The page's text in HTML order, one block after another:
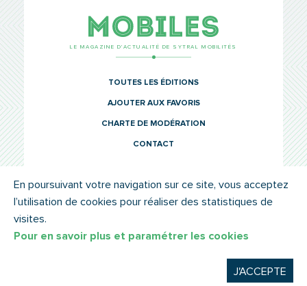
LE MAGAZINE D’ACTUALITÉ DE SYTRAL MOBILITÉS
TOUTES LES ÉDITIONS
AJOUTER AUX FAVORIS
CHARTE DE MODÉRATION
CONTACT
© SYTRAL MOBILITÉS 2022 MENTIONS LÉGALES
En poursuivant votre navigation sur ce site, vous acceptez
l’utilisation de cookies pour réaliser des statistiques de
visites.
Pour en savoir plus et paramétrer les cookies
J'ACCEPTE